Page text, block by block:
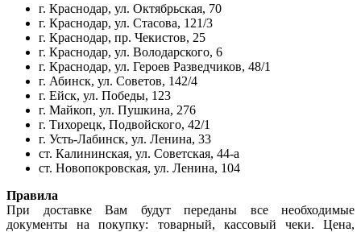
г. Краснодар, ул. Октябрьская, 70
г. Краснодар, ул. Стасова, 121/3
г. Краснодар, пр. Чекистов, 25
г. Краснодар, ул. Володарского, 6
г. Краснодар, ул. Героев Разведчиков, 48/1
г. Абинск, ул. Советов, 142/4
г. Ейск, ул. Победы, 123
г. Майкоп, ул. Пушкина, 276
г. Тихорецк, Подвойского, 42/1
г. Усть-Лабинск, ул. Ленина, 33
ст. Калининская, ул. Советская, 44-а
ст. Новопокровская, ул. Ленина, 104
Правила
При доставке Вам будут переданы все необходимые
документы на покупку: товарный, кассовый чеки. Цена,